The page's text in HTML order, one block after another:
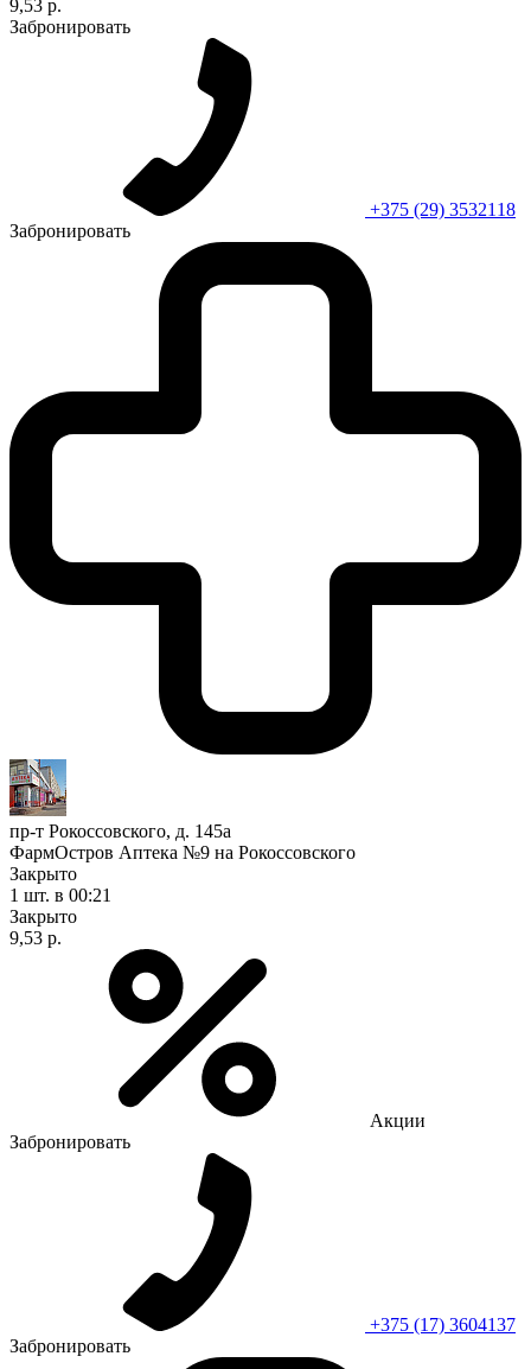
9,53 р.
Забронировать
+375 (29) 3532118
Забронировать
пр-т Рокоссовского, д. 145а
ФармОстров Аптека №9 на Рокоссовского
Закрыто
1 шт. в 00:21
Закрыто
9,53 р.
Акции
Забронировать
+375 (17) 3604137
Забронировать